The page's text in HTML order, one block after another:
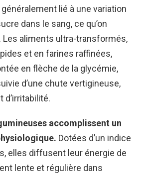
lié à une variation
dans le sang, ce qu’on
Les aliments ultra-transformés,
et en farines raffinées,
en flèche de la glycémie,
d’une chute vertigineuse,
d’irritabilité.
accomplissent un
Dotées d’un indice
elles diffusent leur énergie de
lente et régulière dans